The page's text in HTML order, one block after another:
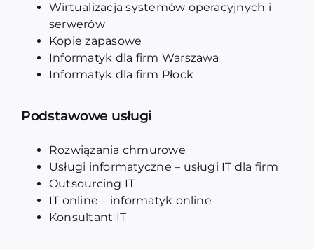
Wirtualizacja systemów operacyjnych i
serwerów
Kopie zapasowe
Informatyk dla firm Warszawa
Informatyk dla firm Płock
Podstawowe usługi
Rozwiązania chmurowe
Usługi informatyczne – usługi IT dla firm
Outsourcing IT
IT online – informatyk online
Konsultant IT